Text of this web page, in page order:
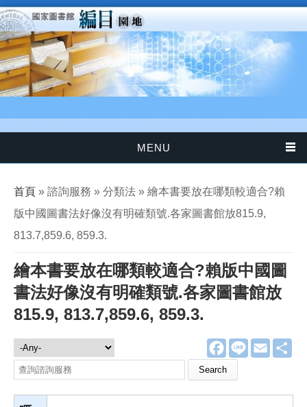
移至主內容
MENU
您在這裡
首頁 » 諮詢服務 » 分類法 » 繪本書要放在哪類較適合?賴
版中國圖書法好像沒有明確類號.各家圖書館放815.9,
813.7,859.6, 859.3.
繪本書要放在哪類較適合?賴版中國圖
書法好像沒有明確類號.各家圖書館放
815.9, 813.7,859.6, 859.3.
F
a
e
o
L
E
m
諮詢服務
Search this site